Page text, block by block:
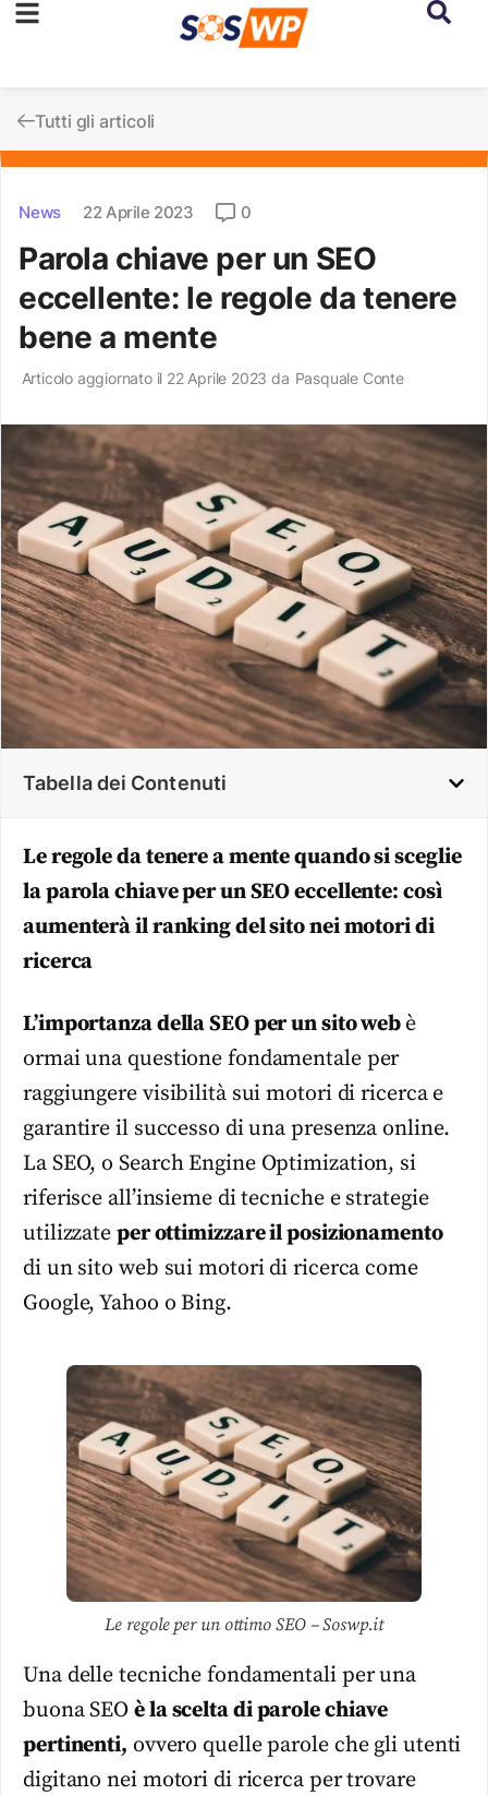
Tutti gli articoli
News 22 Aprile 2023 0
Parola chiave per un SEO
eccellente: le regole da tenere
bene a mente
Articolo aggiornato il 22 Aprile 2023 da Pasquale Conte
Tabella dei Contenuti
Le regole da tenere a mente quando si sceglie
la parola chiave per un SEO eccellente: così
aumenterà il ranking del sito nei motori di
ricerca
L’importanza della SEO per un sito web è
ormai una questione fondamentale per
raggiungere visibilità sui motori di ricerca e
garantire il successo di una presenza online.
La SEO, o Search Engine Optimization, si
riferisce all’insieme di tecniche e strategie
utilizzate per ottimizzare il posizionamento
di un sito web sui motori di ricerca come
Google, Yahoo o Bing.
Le regole per un ottimo SEO – Soswp.it
Una delle tecniche fondamentali per una
buona SEOè la scelta di parole chiave
pertinenti, ovvero quelle parole che gli utenti
digitano nei motori di ricerca per trovare